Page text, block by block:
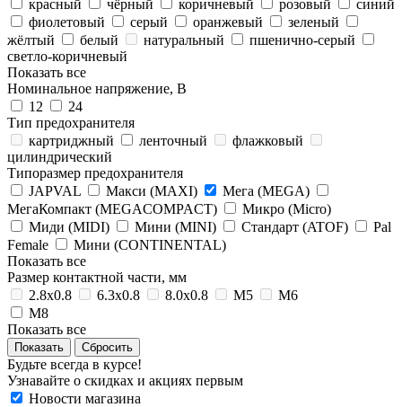
красный чёрный коричневый розовый
синий
фиолетовый
серый оранжевый
зеленый
жёлтый
белый натуральный
пшенично-серый
светло-коричневый
Показать все
Номинальное напряжение, В
12
24
Тип предохранителя
картриджный
ленточный
флажковый
цилиндрический
Типоразмер предохранителя
JAPVAL
Макси (MAXI)
Мега (MEGA)
МегаКомпакт (MEGACOMPACT)
Микро (Micro)
Миди (MIDI)
Мини (MINI) Стандарт (ATOF)
Pal
Female
Мини (CONTINENTAL)
Показать все
Размер контактной части, мм
2.8x0.8
6.3x0.8 8.0x0.8 М5
М6
М8
Показать все
Сбросить
Будьте всегда в курсе!
Узнавайте о скидках и акциях первым
Новости магазина